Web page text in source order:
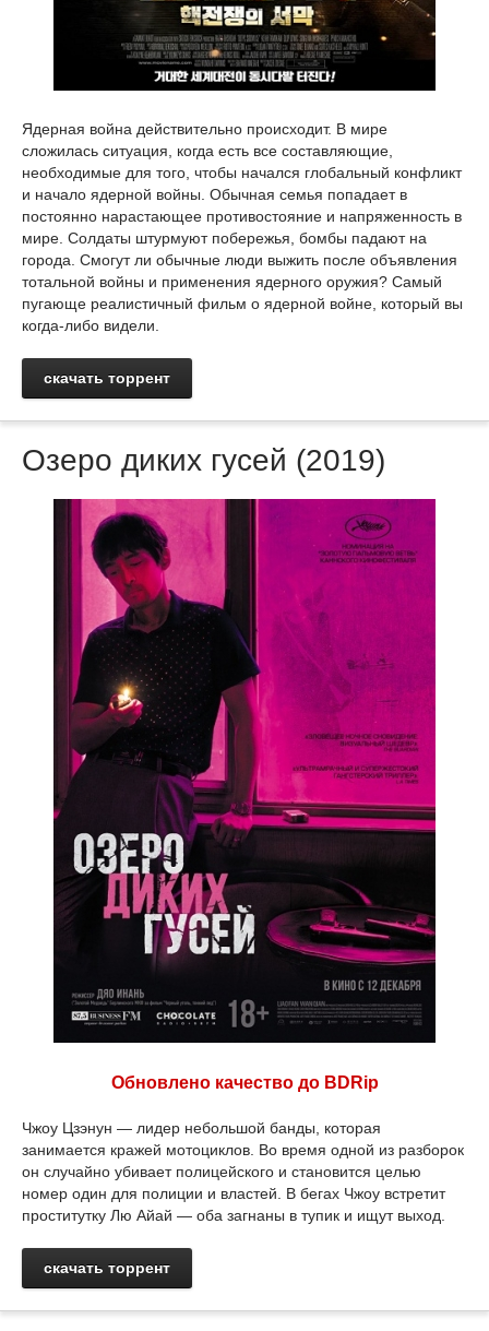
Ядерная война действительно происходит. В мире
сложилась ситуация, когда есть все составляющие,
необходимые для того, чтобы начался глобальный конфликт
и начало ядерной войны. Обычная семья попадает в
постоянно нарастающее противостояние и напряженность в
мире. Солдаты штурмуют побережья, бомбы падают на
города. Смогут ли обычные люди выжить после объявления
тотальной войны и применения ядерного оружия? Самый
пугающе реалистичный фильм о ядерной войне, который вы
когда-либо видели.
скачать торрент
Озеро диких гусей (2019)
Обновлено качество до BDRip
Чжоу Цзэнун — лидер небольшой банды, которая
занимается кражей мотоциклов. Во время одной из разборок
он случайно убивает полицейского и становится целью
номер один для полиции и властей. В бегах Чжоу встретит
проститутку Лю Айай — оба загнаны в тупик и ищут выход.
скачать торрент